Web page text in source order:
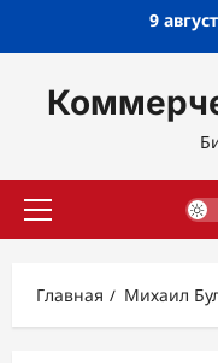
9
Основное
Главная Михаил